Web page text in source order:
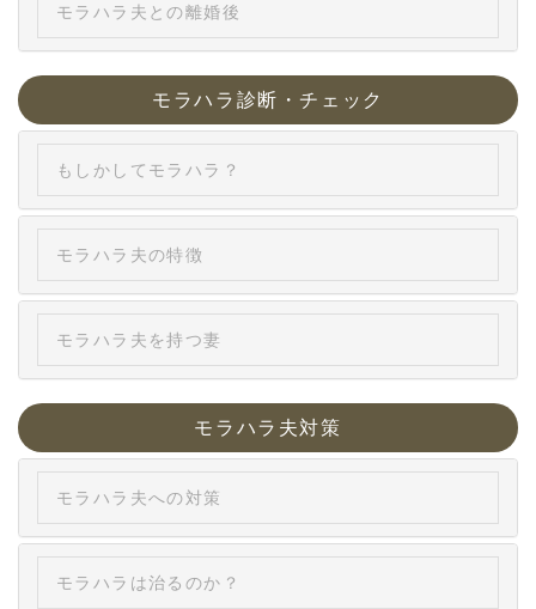
モラハラ夫との離婚後
モラハラ診断・チェック
もしかしてモラハラ？
モラハラ夫の特徴
モラハラ夫を持つ妻
モラハラ夫対策
モラハラ夫への対策
モラハラは治るのか？